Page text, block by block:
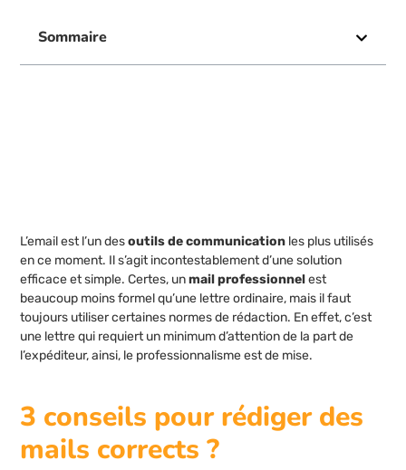
Sommaire
L’email est l’un desoutils de communication les plus utilisés
en ce moment. Il s’agit incontestablement d’une solution
efficace et simple. Certes, unmail professionnelest
beaucoup moins formel qu’une lettre ordinaire, mais il faut
toujours utiliser certaines normes de rédaction. En effet, c’est
une lettre qui requiert un minimum d’attention de la part de
l’expéditeur, ainsi, le professionnalisme est de mise.
3 conseils pour rédiger des
mails corrects ?